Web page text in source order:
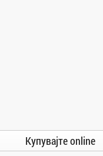
Купувајте online